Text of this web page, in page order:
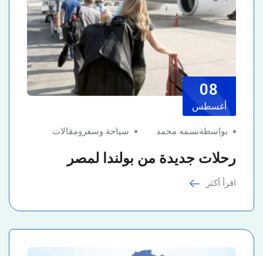
08
أغسطس
بواسطةنسمه محمد سياحة وسفر ومقالات
رحلات جديدة من بولندا لمصر
اقرأ أكثر